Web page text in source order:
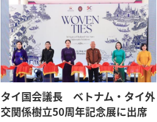
タイ国会議長 ベトナム・タイ外
交関係樹立50周年記念展に出席